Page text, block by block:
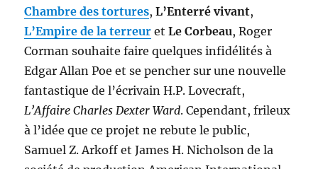
Chambre des tortures,L’Enterré vivant,
L’Empire de la terreur etLe Corbeau, Roger
Corman souhaite faire quelques infidélités à
Edgar Allan Poe et se pencher sur une nouvelle
fantastique de l’écrivain H.P. Lovecraft,
L’Affaire Charles Dexter Ward. Cependant, frileux
à l’idée que ce projet ne rebute le public,
Samuel Z. Arkoff et James H. Nicholson de la